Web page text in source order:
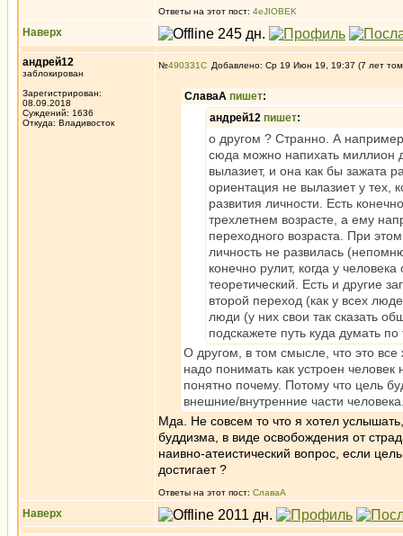
Ответы на этот пост: 4eJIOBEK
Наверх
андрей12
заблокирован
Зарегистрирован:
08.09.2018
Суждений: 1636
Откуда: Владивосток
№490331 Добавлено: Ср 19 Июн 19, 19:37 (7 лет
СлаваА пишет:
андрей12 пишет:
о другом ? Странно. А
сюда можно напихать миллион
вылазиет, и она как бы зажата
ориентация не вылазиет у тех,
развития личности. Есть
трехлетнем возрасте, а ему
переходного возраста. При
личность не развилась
конечно рулит, когда у
теоретический. Есть и другие
второй переход (как у всех
люди (у них свои так сказать
подскажете путь куда думать
О другом, в том смысле, что это
надо понимать как устроен
понятно почему. Потому что цель
внешние/внутренние части
Мда. Не совсем то что я хотел
буддизма, в виде освобождения от
наивно-атеистический вопрос, если
достигает ?
Ответы на этот пост: СлаваА
Наверх